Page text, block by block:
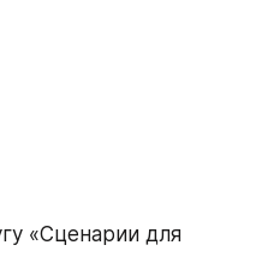
«Сценарии для